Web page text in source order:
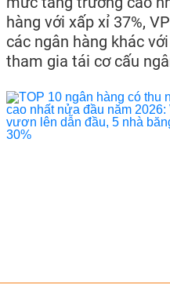
hàng với xấp xỉ 37%,
các ngân hàng khác
tham gia tái cơ cấu